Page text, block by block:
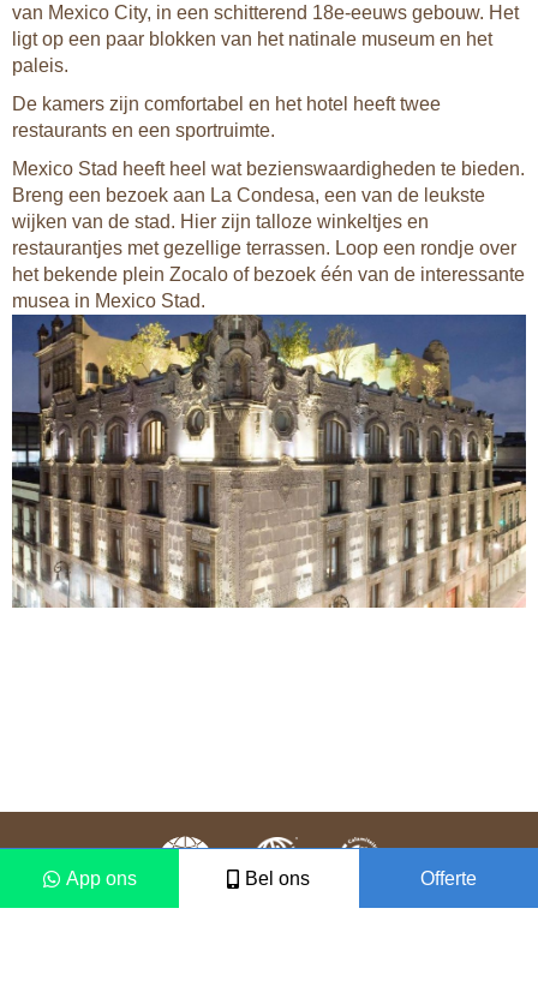
van Mexico City, in een schitterend 18e-eeuws gebouw. Het
ligt op een paar blokken van het natinale museum en het
paleis.
De kamers zijn comfortabel en het hotel heeft twee
restaurants en een sportruimte.
Mexico Stad heeft heel wat bezienswaardigheden te bieden.
Breng een bezoek aan La Condesa, een van de leukste
wijken van de stad. Hier zijn talloze winkeltjes en
restaurantjes met gezellige terrassen. Loop een rondje over
het bekende plein Zocalo of bezoek één van de interessante
musea in Mexico Stad.
App ons Bel ons Offerte